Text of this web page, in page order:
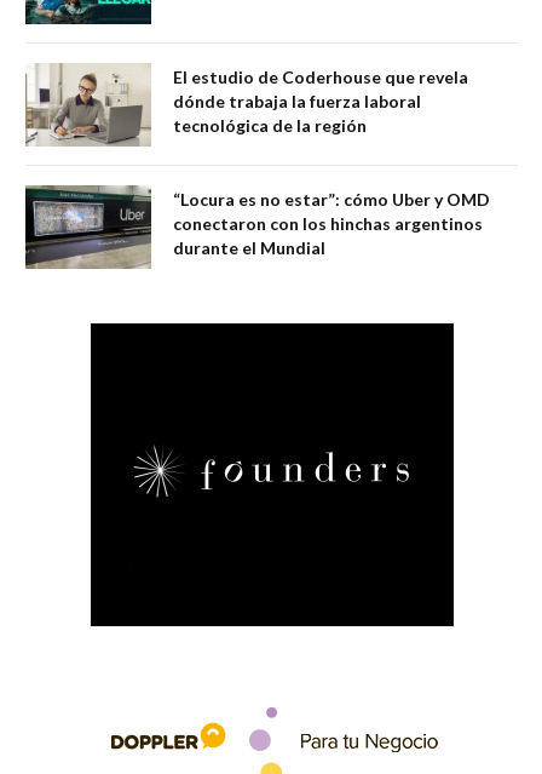
El estudio de Coderhouse que revela
dónde trabaja la fuerza laboral
tecnológica de la región
“Locura es no estar”: cómo Uber y OMD
conectaron con los hinchas argentinos
durante el Mundial